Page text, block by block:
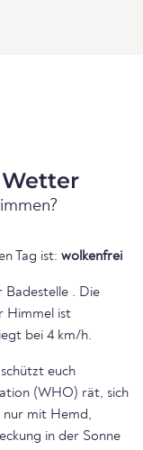
Tag ist: wolkenfrei
Badestelle . Die
Himmel ist
bei 4 km/h.
euch
(WHO) rät, sich
nur mit Hemd,
in der Sonne